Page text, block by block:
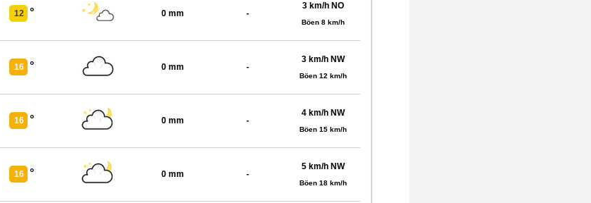
12 ° 0 mm -
3 km/h NO
Böen 8 km/h
16 ° 0 mm -
3 km/h NW
Böen 12 km/h
16 ° 0 mm -
4 km/h NW
Böen 15 km/h
16 ° 0 mm -
5 km/h NW
Böen 18 km/h